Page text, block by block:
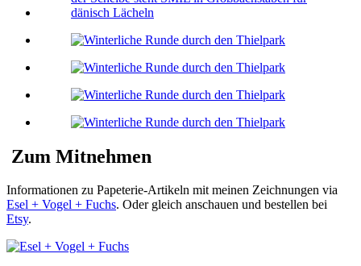
Zum Mitnehmen
Informationen zu Papeterie-Artikeln mit meinen Zeichnungen via
Esel + Vogel + Fuchs. Oder gleich anschauen und bestellen bei
Etsy.